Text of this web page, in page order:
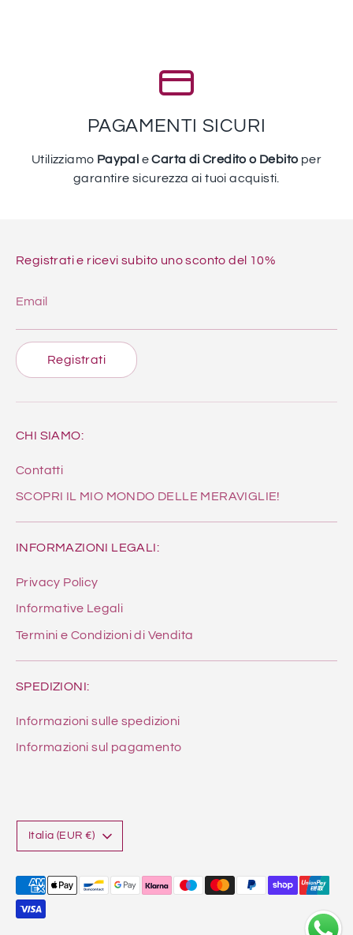
PAGAMENTI SICURI
Utilizziamo Paypal eCarta di Credito o Debito per
garantire sicurezza ai tuoi acquisti.
Registrati e ricevi subito uno sconto del 10%
Email
Registrati
CHI SIAMO:
Contatti
SCOPRI IL MIO MONDO DELLE MERAVIGLIE!
INFORMAZIONI LEGALI:
Privacy Policy
Informative Legali
Termini e Condizioni di Vendita
SPEDIZIONI:
Informazioni sulle spedizioni
Informazioni sul pagamento
Valuta
Italia (EUR €)
Metodi
di
pagamento